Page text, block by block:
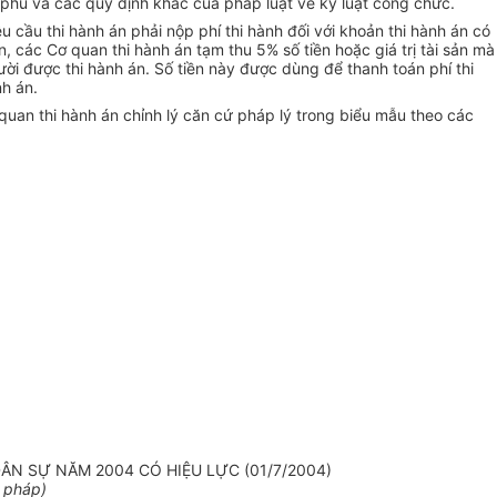
thi hành án phải nộp phí thi hành đối với khoản thi hành án có
Cơ quan thi hành án tạm thu 5% số tiền hoặc giá trị tài sản mà
được thi hành án. Số tiền này được dùng để thanh toán phí thi
án.
thi hành án chỉnh lý căn cứ pháp lý trong biểu mẫu theo các
SỰ NĂM 2004 CÓ HIỆU LỰC (01/7/2004)
pháp)